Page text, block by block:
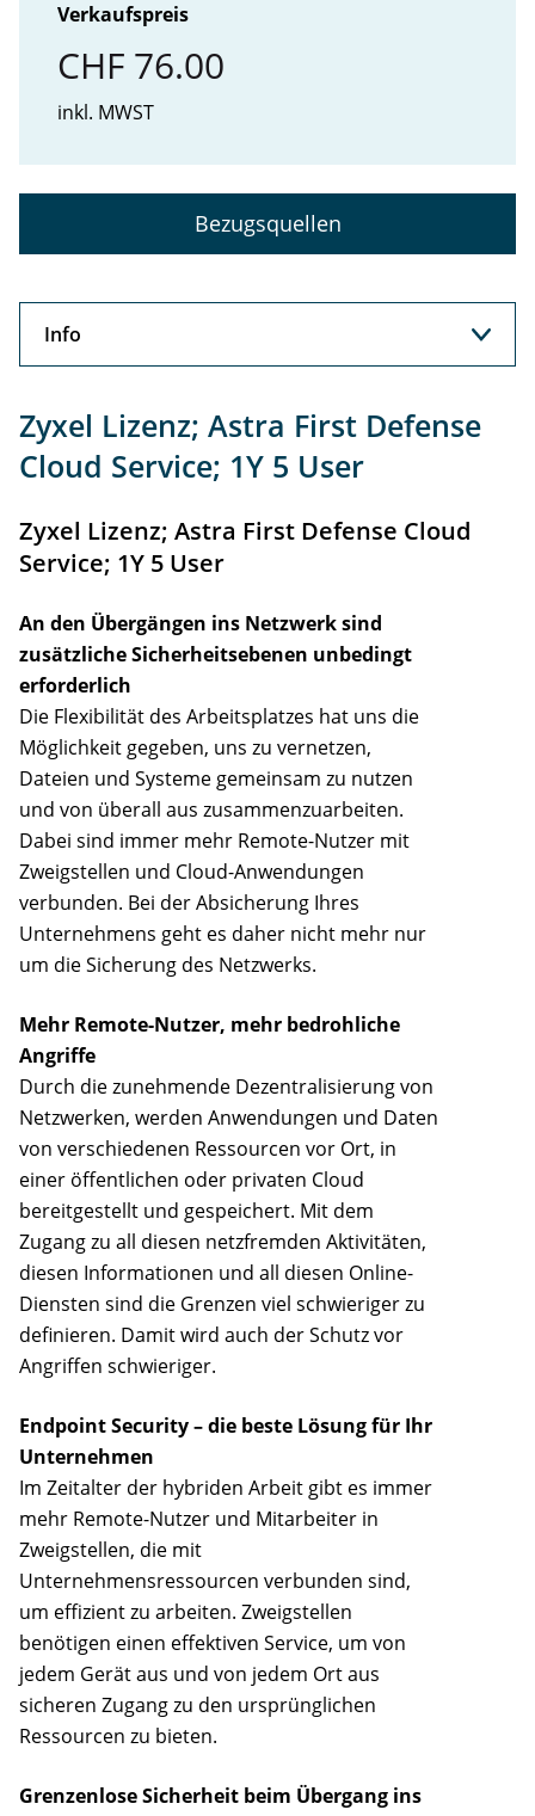
Verkaufspreis
CHF 76.00
inkl. MWST
Bezugsquellen
Info
Support
Zyxel Lizenz; Astra First Defense
Cloud Service; 1Y 5 User
Zyxel Lizenz; Astra First Defense Cloud
Service; 1Y 5 User
An den Übergängen ins Netzwerk sind
zusätzliche Sicherheitsebenen unbedingt
erforderlich
Die Flexibilität des Arbeitsplatzes hat uns die
Möglichkeit gegeben, uns zu vernetzen,
Dateien und Systeme gemeinsam zu nutzen
und von überall aus zusammenzuarbeiten.
Dabei sind immer mehr Remote-Nutzer mit
Zweigstellen und Cloud-Anwendungen
verbunden. Bei der Absicherung Ihres
Unternehmens geht es daher nicht mehr nur
um die Sicherung des Netzwerks.
Mehr Remote-Nutzer, mehr bedrohliche
Angriffe
Durch die zunehmende Dezentralisierung von
Netzwerken, werden Anwendungen und Daten
von verschiedenen Ressourcen vor Ort, in
einer öffentlichen oder privaten Cloud
bereitgestellt und gespeichert. Mit dem
Zugang zu all diesen netzfremden Aktivitäten,
diesen Informationen und all diesen Online-
Diensten sind die Grenzen viel schwieriger zu
definieren. Damit wird auch der Schutz vor
Angriffen schwieriger.
Endpoint Security – die beste Lösung für Ihr
Unternehmen
Im Zeitalter der hybriden Arbeit gibt es immer
mehr Remote-Nutzer und Mitarbeiter in
Zweigstellen, die mit
Unternehmensressourcen verbunden sind,
um effizient zu arbeiten. Zweigstellen
benötigen einen effektiven Service, um von
jedem Gerät aus und von jedem Ort aus
sicheren Zugang zu den ursprünglichen
Ressourcen zu bieten.
Grenzenlose Sicherheit beim Übergang ins